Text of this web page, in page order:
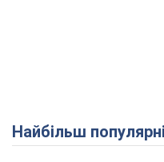
Найбільш